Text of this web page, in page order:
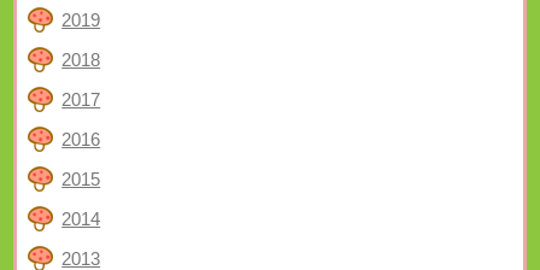
2019
2018
2017
2016
2015
2014
2013